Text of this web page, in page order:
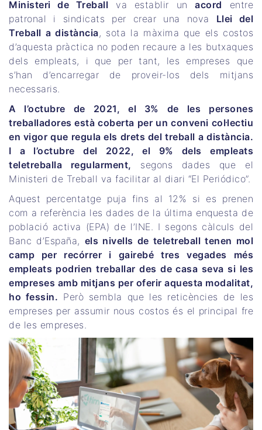
Ministeri de Treball va establir unacord entre
patronal i sindicats per crear una nova Llei del
Treball a distància, sota la màxima que els costos
d’aquesta pràctica no poden recaure a les butxaques
dels empleats, i que per tant, les empreses que
s’han d’encarregar de proveir-los dels mitjans
necessaris.
A l’octubre de 2021, el 3% de les persones
treballadores està coberta per un conveni col·lectiu
en vigor que regula els drets del treball a distància.
I a l’octubre del 2022, el 9% dels empleats
teletreballa regularment, segons dades que el
Ministeri de Treball va facilitar al diari “El Periódico”.
Aquest percentatge puja fins al 12% si es prenen
com a referència les dades de la última enquesta de
població activa (EPA) de l’INE. I segons càlculs del
Banc d’España, els nivells de teletreball tenen mol
camp per recórrer i gairebé tres vegades més
empleats podrien treballar des de casa seva si les
empreses amb mitjans per oferir aquesta modalitat,
ho fessin. Però sembla que les reticències de les
empreses per assumir nous costos és el principal fre
de les empreses.